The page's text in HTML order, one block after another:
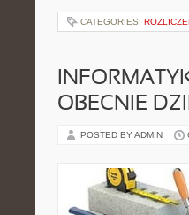
CATEGORIES:
OBECNIE
POSTED BY ADMIN